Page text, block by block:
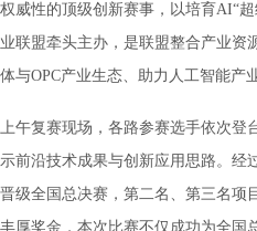
威性的顶级创新赛事，以培育AI“
联盟牵头主办，是联盟整合产业资
与OPC产业生态、助力人工智能产
上午复赛现场，各路参赛选手依次登
前沿技术成果与创新应用思路。经
级全国总决赛，第二名、第三名项
厚奖金，本次比赛不仅成功为全国